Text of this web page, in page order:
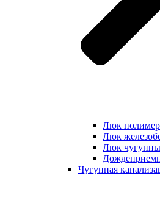
Люк
Люк
Люк
Чугунная